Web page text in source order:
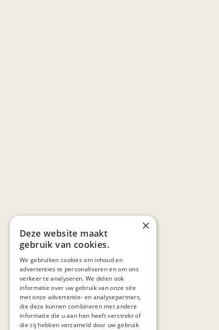
×
Deze website maakt
gebruik van cookies.
We gebruiken cookies om inhoud en
advertenties te personaliseren en om ons
verkeer te analyseren. We delen ook
informatie over uw gebruik van onze site
met onze advertentie- en analysepartners,
die deze kunnen combineren met andere
informatie die u aan hen heeft verstrekt of
die zij hebben verzameld door uw gebruik